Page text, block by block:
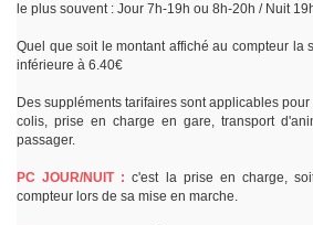
le plus souvent : Jour 7h-19h ou 8h-20h / Nuit
Quel que soit le montant affiché au compteur la
inférieure à 6.40€
Des suppléments tarifaires sont applicables
colis, prise en charge en gare, transport
passager.
PC JOUR/NUIT : c'est la prise en charge,
compteur lors de sa mise en marche.